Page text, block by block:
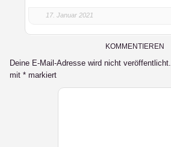
17. Januar 2021
KOMMENTIEREN
Deine E-Mail-Adresse wird nicht veröffentlicht.
mit * markiert